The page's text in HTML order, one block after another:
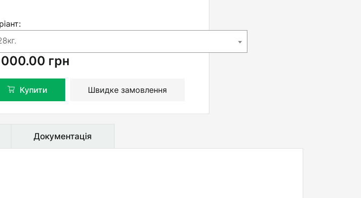
грн
Купити Швидке замовлення
Документація